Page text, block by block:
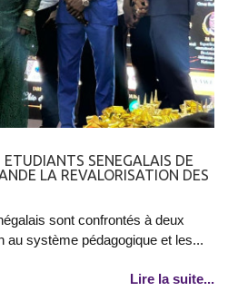
ETUDIANTS SENEGALAIS DE
LA REVALORISATION DES
sont confrontés à deux
au système pédagogique et les...
Lire la suite...